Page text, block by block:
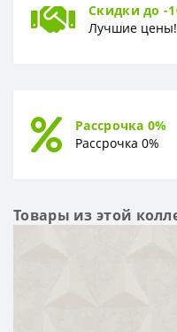
Скидки до -
Лучшие цены!
Рассрочка 0%
Рассрочка 0%
Товары из этой